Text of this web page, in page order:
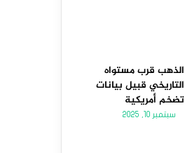
الذهب قرب مستواه
التاريخي قبيل بيانات
تضخم أمريكية
سبتمبر 10, 2025